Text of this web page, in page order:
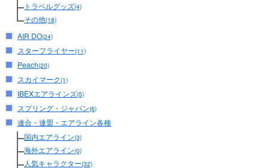
トラベルグッズ(4)
その他(18)
AIR DO(24)
スターフライヤー(11)
Peach(20)
スカイマーク(1)
IBEXエアラインズ(5)
スプリング・ジャパン(6)
連合・連盟・エアライン各種
国内エアライン(3)
海外エアライン(0)
人気キャラクター(32)